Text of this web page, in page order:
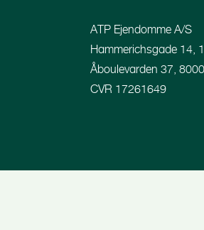
ATP Ejendomme A/S
Hammerichsgade 14,
Åboulevarden 37,
CVR 17261649